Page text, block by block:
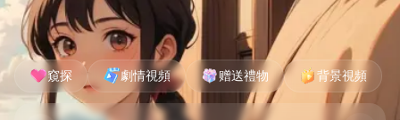
窺探 劇情視頻 赠送禮物 背景視頻